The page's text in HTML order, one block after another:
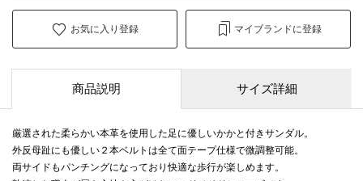
お気に入り登録 マイブランドに登録
商品説明 サイズ詳細
厳選された柔らかい本革を使用した足に優しいかかと付きサンダル。
外反母趾にも優しい２本ベルトは全て面テープ仕様で微調整可能。
両サイドもパンチングになっており快適な歩行が楽しめます。